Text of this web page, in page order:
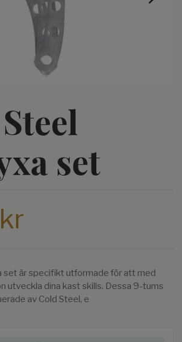
set
set är specifikt utformade för att med
utveckla dina kast skills. Dessa 9-tums
av Cold Steel, e